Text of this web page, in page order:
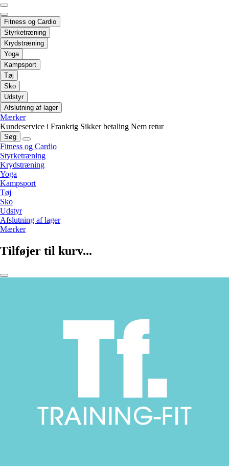
Fitness og Cardio
Styrketræning
Krydstræning
Yoga
Kampsport
Tøj
Sko
Udstyr
Afslutning af lager
Mærker
Kundeservice i Frankrig Sikker betaling Nem retur
Søg
Fitness og Cardio
Styrketræning
Krydstræning
Yoga
Kampsport
Tøj
Sko
Udstyr
Afslutning af lager
Mærker
Tilføjer til kurv...